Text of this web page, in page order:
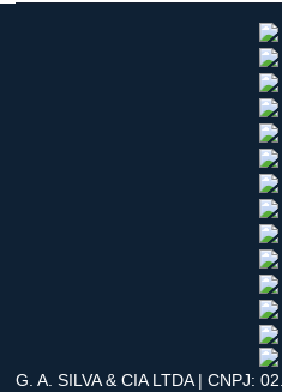
G. A. SILVA & CIA LTDA | CNPJ: